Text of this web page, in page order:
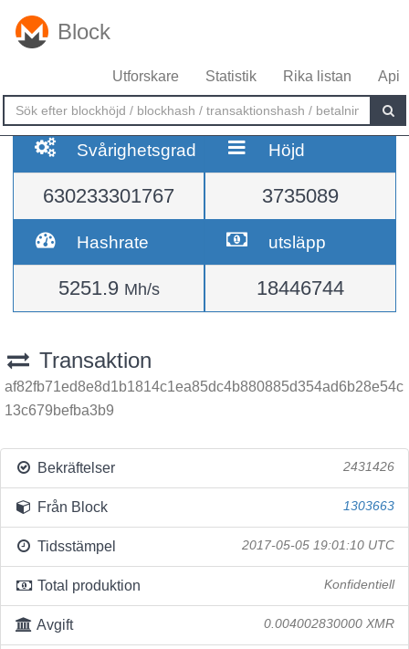
Block
Utforskare Statistik Rika listan Api
Svårighetsgrad
630233301767
Höjd
3735089
Hashrate
5251.9 Mh/s
utsläpp
18446744
Transaktion
af82fb71ed8e8d1b1814c1ea85dc4b880885d354ad6b28e54c
13c679befba3b9
Bekräftelser 2431426
Från Block 1303663
Tidsstämpel 2017-05-05 19:01:10 UTC
Total produktion Konfidentiell
Avgift 0.004002830000 XMR